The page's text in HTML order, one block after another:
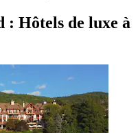
: Hôtels de luxe à